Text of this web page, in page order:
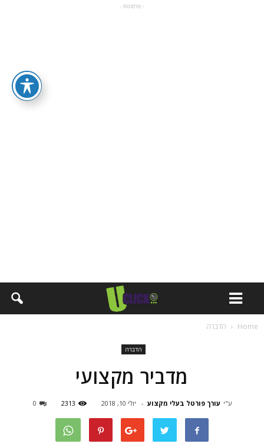
- פרסומת -
Home הדברה
הדברה
מדביר מקצועי
ע"י עורך פורטל בעלי מקצוע - יולי 10, 2018 2313
0